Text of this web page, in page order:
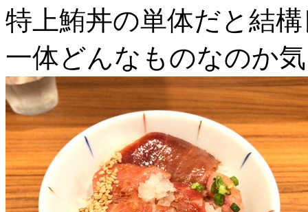
特上鮪丼の単体だと結
一体どんなものなのか